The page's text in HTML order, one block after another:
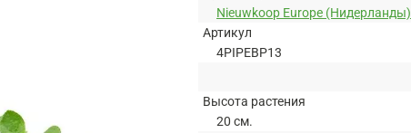
Nieuwkoop Europe (Нидерланды)
Артикул
4PIPEBP13
Высота растения
20 см.